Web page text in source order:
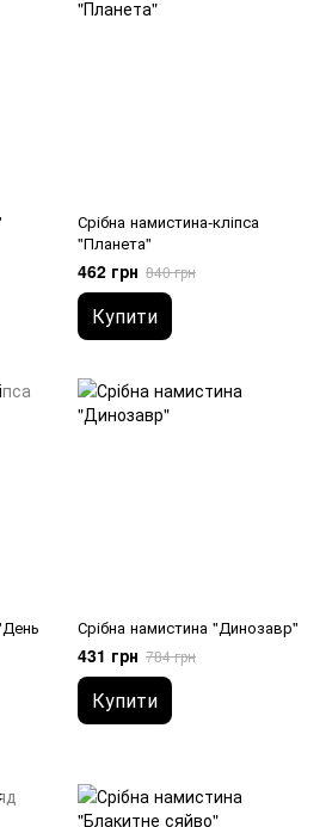
Срібна намистина-кліпса
"Планета"
462 грн 840 грн
Купити
Срібна намистина "Динозавр"
431 грн 784 грн
Купити